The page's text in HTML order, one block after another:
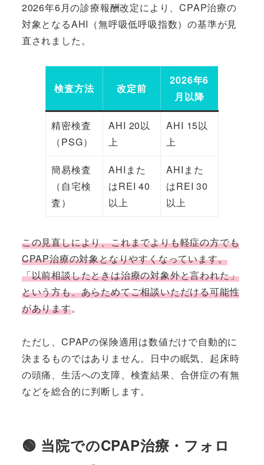
2026年6月の診療報酬改定により、CPAP治療の
対象となるAHI（無呼吸低呼吸指数）の基準が見
直されました。
検査方法 改定前
2026年6
月以降
精密検査
（PSG）
AHI 20以
上
AHI 15以
上
簡易検査
（自宅検
査）
AHIまた
はREI 40
以上
AHIまた
はREI 30
以上
この見直しにより、これまでよりも軽症の方でも
CPAP治療の対象となりやすくなっています。
「以前相談したときは治療の対象外と言われた」
という方も、あらためてご相談いただける可能性
があります。
ただし、CPAPの保険適用は数値だけで自動的に
決まるものではありません。日中の眠気、起床時
の頭痛、生活への支障、検査結果、合併症の有無
などを総合的に判断します。
🟢 当院でのCPAP治療・フォロ